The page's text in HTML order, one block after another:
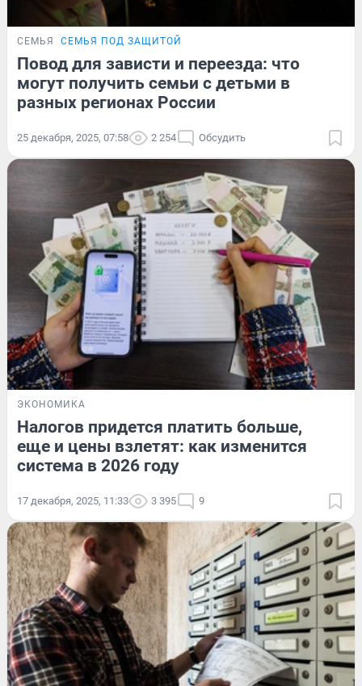
СЕМЬЯ СЕМЬЯ ПОД ЗАЩИТОЙ
Повод для зависти и переезда: что
могут получить семьи с детьми в
разных регионах России
25 декабря, 2025, 07:58 2 254 Обсудить
ЭКОНОМИКА
Налогов придется платить больше,
еще и цены взлетят: как изменится
система в 2026 году
17 декабря, 2025, 11:33 3 395 9